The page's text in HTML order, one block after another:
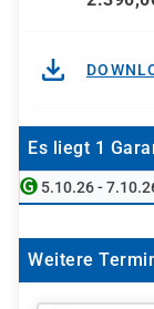
Es liegt 1
5.10.26 -
Weitere